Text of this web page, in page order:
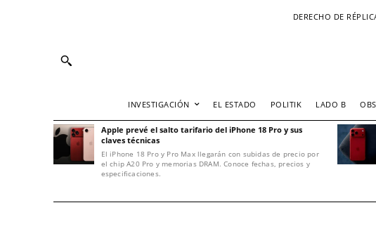
DERECHO DE
INVESTIGACIÓN EL ESTADO POLITIK LADO B
Apple prevé el salto tarifario del iPhone 18 Pro y sus
claves técnicas
El iPhone 18 Pro y Pro Max llegarán con subidas de precio por
el chip A20 Pro y memorias DRAM. Conoce fechas, precios y
especificaciones.